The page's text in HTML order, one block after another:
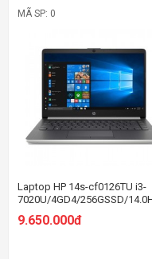
MÃ SP: 0
Laptop HP 14s-cf0126TU i3-
7020U/4GD4/256GSSD/
(9JU05PA)
9.650.000đ